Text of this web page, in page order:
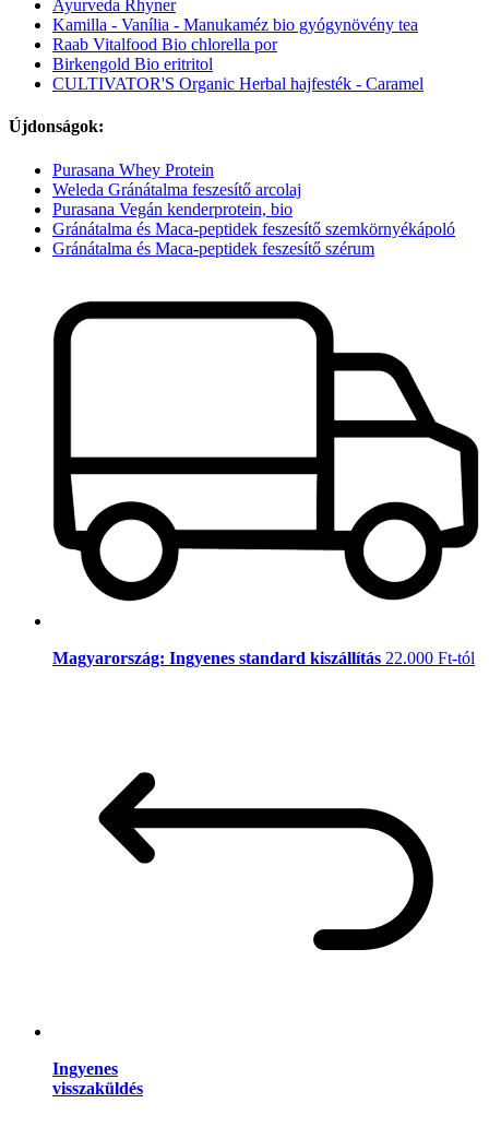
Ayurveda Rhyner
Kamilla - Vanília - Manukaméz bio gyógynövény tea
Raab Vitalfood Bio chlorella por
Birkengold Bio eritritol
CULTIVATOR'S Organic Herbal hajfesték - Caramel
Újdonságok:
Purasana Whey Protein
Weleda Gránátalma feszesítő arcolaj
Purasana Vegán kenderprotein, bio
Gránátalma és Maca-peptidek feszesítő szemkörnyékápoló
Gránátalma és Maca-peptidek feszesítő szérum
Magyarország: Ingyenes standard kiszállítás 22.000 Ft-tól
Ingyenes
visszaküldés